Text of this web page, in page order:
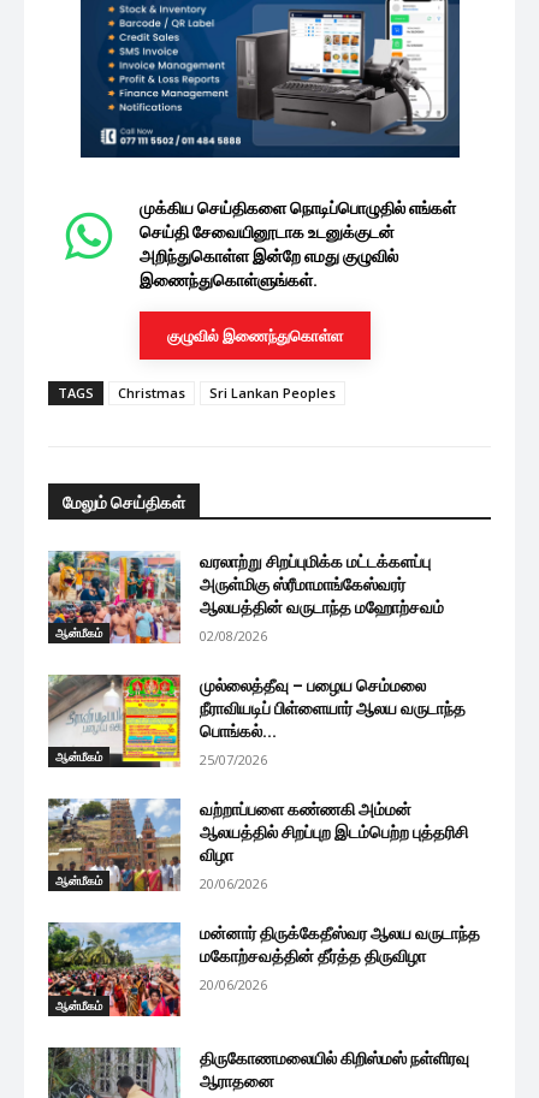
முக்கிய செய்திகளை நொடிப்பொழுதில் எங்கள்
செய்தி சேவையினூடாக உடனுக்குடன்
அறிந்துகொள்ள இன்றே எமது குழுவில்
இணைந்துகொள்ளுங்கள்.
குழுவில் இணைந்துகொள்ள
TAGS Christmas Sri Lankan Peoples
மேலும் செய்திகள்
ஆன்மீகம்
வரலாற்று சிறப்புமிக்க மட்டக்களப்பு
அருள்மிகு ஸ்ரீமாமாங்கேஸ்வரர்
ஆலயத்தின் வருடாந்த மஹோற்சவம்
02/08/2026
ஆன்மீகம்
முல்லைத்தீவு – பழைய செம்மலை
நீராவியடிப் பிள்ளையார் ஆலய வருடாந்த
பொங்கல்...
25/07/2026
ஆன்மீகம்
வற்றாப்பளை கண்ணகி அம்மன்
ஆலயத்தில் சிறப்புற இடம்பெற்ற புத்தரிசி
விழா
20/06/2026
ஆன்மீகம்
மன்னார் திருக்கேதீஸ்வர ஆலய வருடாந்த
மகோற்சவத்தின் தீர்த்த திருவிழா
20/06/2026
திருகோணமலையில் கிறிஸ்மஸ் நள்ளிரவு
ஆராதனை